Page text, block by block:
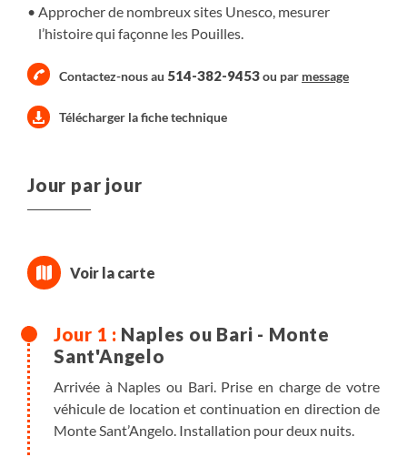
Approcher de nombreux sites Unesco, mesurer
l’histoire qui façonne les Pouilles.
Contactez-nous au 514-382-9453ou par message
Télécharger la fiche technique
Jour par jour
Naples ou Bari - Monte
Sant'Angelo
Arrivée à Naples ou Bari. Prise en charge de votre
véhicule de location et continuation en direction de
Monte Sant’Angelo. Installation pour deux nuits.